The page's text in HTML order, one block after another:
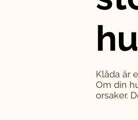
Klåda är
Om din
orsaker.